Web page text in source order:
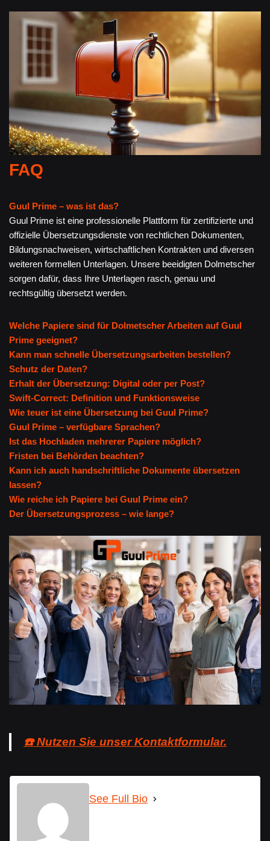
FAQ
Guul Prime – was ist das?
Guul Prime ist eine professionelle Plattform für zertifizierte und
offizielle Übersetzungsdienste von rechtlichen Dokumenten,
Bildungsnachweisen, wirtschaftlichen Kontrakten und diversen
weiteren formellen Unterlagen. Unsere beeidigten Dolmetscher
sorgen dafür, dass Ihre Unterlagen rasch, genau und
rechtsgültig übersetzt werden.
Welche Papiere sind für Dolmetscher Arbeiten auf Guul
Prime geeignet?
Kann man schnelle Übersetzungsarbeiten bestellen?
Schutz der Daten?
Erhalt der Übersetzung: Digital oder per Post?
Swift-Correct: Definition und Funktionsweise
Wie teuer ist eine Übersetzung bei Guul Prime?
Guul Prime – verfügbare Sprachen?
Ist das Hochladen mehrerer Papiere möglich?
Fristen bei Behörden beachten?
Kann ich auch handschriftliche Dokumente übersetzen
lassen?
Wie reiche ich Papiere bei Guul Prime ein?
Der Übersetzungsprozess – wie lange?
☎️ Nutzen Sie unser Kontaktformular.
See Full Bio